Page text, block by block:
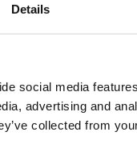
Details
social media
advertising and
collected from